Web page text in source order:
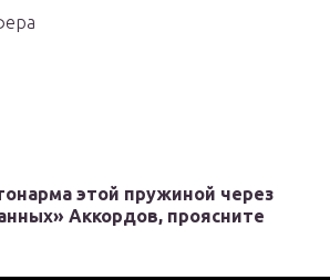
этой пружиной через
Аккордов, проясните